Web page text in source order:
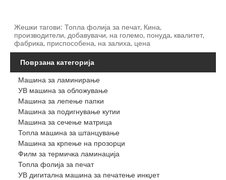
Жешки тагови: Топла фолија за печат, Кина,
производители, добавувачи, на големо, понуда, квалитет,
фабрика, приспособена, на залиха, цена
Поврзана категорија
Машина за ламинирање
УВ машина за обложување
Машина за лепење папки
Машина за подигнување кутии
Машина за сечење матрица
Топла машина за штанцување
Машина за крпење на прозорци
Филм за термичка ламинација
Топла фолија за печат
УВ дигитална машина за печатење инкџет